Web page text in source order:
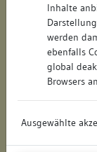
Inhalte
werden
ebenfalls
global
Browsers
Ausgewählte
Regierungsbezirk:
Historischer